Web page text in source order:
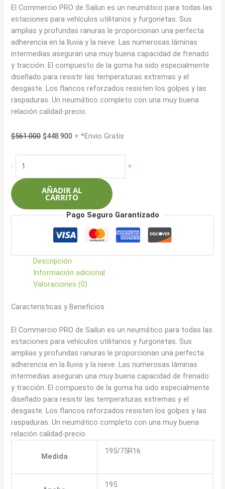
El Commercio PRO de Sailun es un neumático para todas las
estaciones para vehículos utilitarios y furgonetas. Sus
amplias y profundas ranuras le proporcionan una perfecta
adherencia en la lluvia y la nieve. Las numerosas láminas
intermedias aseguran una muy buena capacidad de frenado
y tracción. El compuesto de la goma ha sido especialmente
diseñado para resistir las temperaturas extremas y el
desgaste. Los flancos reforzados resisten los golpes y las
raspaduras. Un neumático completo con una muy buena
relación calidad-precio.
$561.000El
$448.900 El
$448.900.
+ *Envio Gratis
-
195/75R16C
110R
Commercio
PRO
+
AÑADIR AL
CARRITO
Pago Seguro Garantizado
Descripción
Información adicional
Valoraciones (0)
Caracteristicas y Beneficios
El Commercio PRO de Sailun es un neumático para todas las
estaciones para vehículos utilitarios y furgonetas. Sus
amplias y profundas ranuras le proporcionan una perfecta
adherencia en la lluvia y la nieve. Las numerosas láminas
intermedias aseguran una muy buena capacidad de frenado
y tracción. El compuesto de la goma ha sido especialmente
diseñado para resistir las temperaturas extremas y el
desgaste. Los flancos reforzados resisten los golpes y las
raspaduras. Un neumático completo con una muy buena
relación calidad-precio.
Medida
195/75R16
195